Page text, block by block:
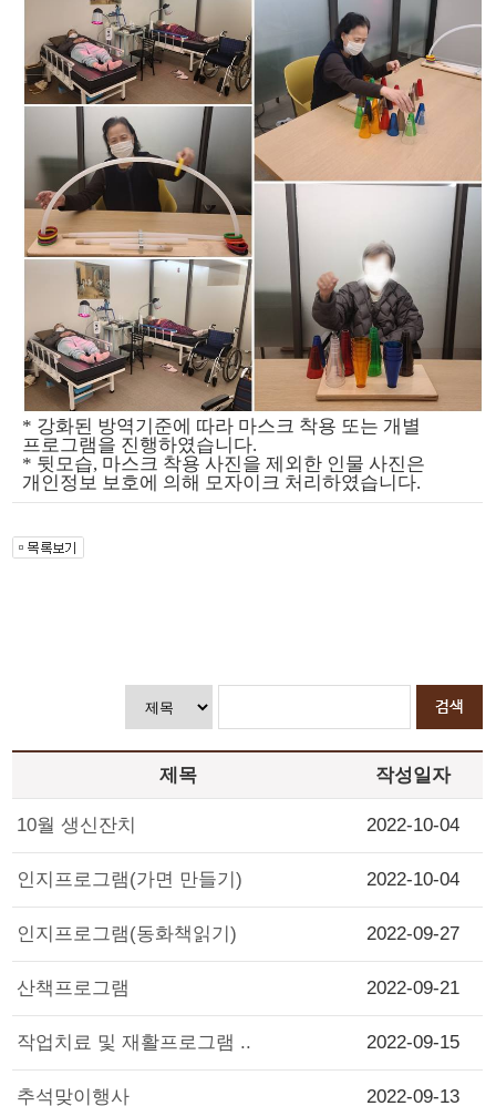
* 강화된 방역기준에 따라 마스크 착용 또는 개별
프로그램을 진행하였습니다.
* 뒷모습, 마스크 착용 사진을 제외한 인물 사진은
개인정보 보호에 의해 모자이크 처리하였습니다.
제목 작성일자
10월 생신잔치 2022-10-04
인지프로그램(가면 만들기) 2022-10-04
인지프로그램(동화책읽기) 2022-09-27
산책프로그램 2022-09-21
작업치료 및 재활프로그램 .. 2022-09-15
추석맞이행사 2022-09-13